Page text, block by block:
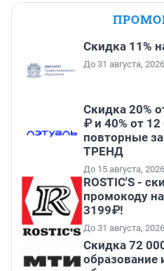
Скидка 11%
До 31 августа, 2026
Скидка 20%
₽ и 40% от
повторные
ТРЕНД
До 15 августа, 2026
ROSTIC'S -
промокоду
3199₽!
До 31 августа, 2026
Скидка 72
образование